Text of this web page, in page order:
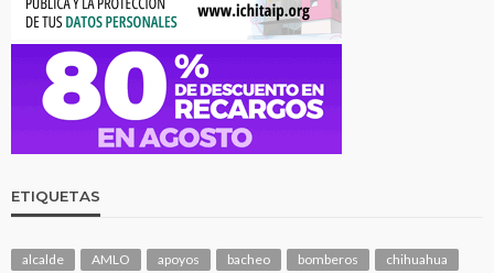
ETIQUETAS
alcalde AMLO apoyos bacheo bomberos
chihuahua